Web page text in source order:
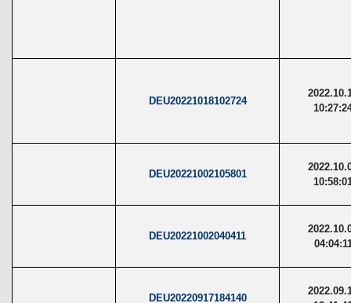
DEU20221018102724
DEU20221002105801
DEU20221002040411
DEU20220917184140